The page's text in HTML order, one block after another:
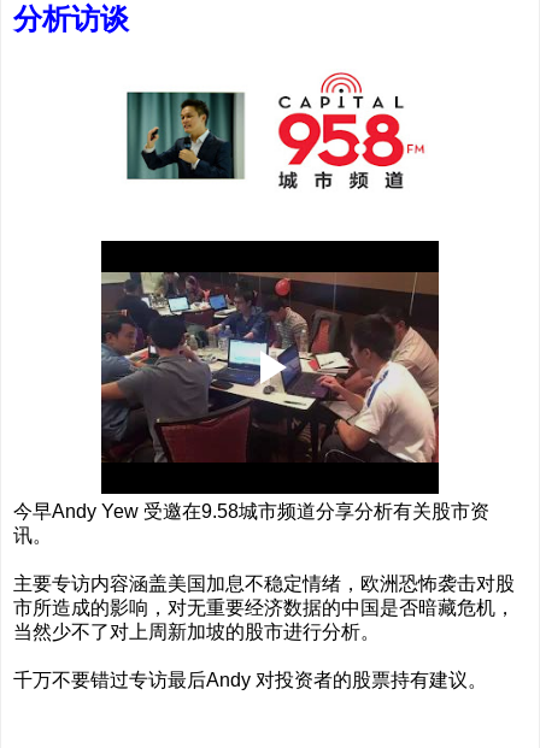
分析访谈
今早Andy Yew 受邀在9.58城市频道分享分析有关股市资
讯。
主要专访内容涵盖美国加息不稳定情绪，欧洲恐怖袭击对股
市所造成的影响，对无重要经济数据的中国是否暗藏危机，
当然少不了对上周新加坡的股市进行分析。
千万不要错过专访最后Andy 对投资者的股票持有建议。